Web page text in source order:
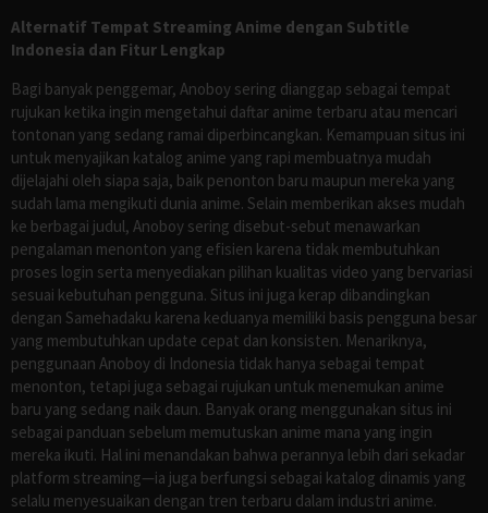
Alternatif Tempat Streaming Anime dengan Subtitle
Indonesia dan Fitur Lengkap
Bagi banyak penggemar, Anoboy sering dianggap sebagai tempat
rujukan ketika ingin mengetahui daftar anime terbaru atau mencari
tontonan yang sedang ramai diperbincangkan. Kemampuan situs ini
untuk menyajikan katalog anime yang rapi membuatnya mudah
dijelajahi oleh siapa saja, baik penonton baru maupun mereka yang
sudah lama mengikuti dunia anime. Selain memberikan akses mudah
ke berbagai judul, Anoboy sering disebut-sebut menawarkan
pengalaman menonton yang efisien karena tidak membutuhkan
proses login serta menyediakan pilihan kualitas video yang bervariasi
sesuai kebutuhan pengguna. Situs ini juga kerap dibandingkan
dengan Samehadaku karena keduanya memiliki basis pengguna besar
yang membutuhkan update cepat dan konsisten. Menariknya,
penggunaan Anoboy di Indonesia tidak hanya sebagai tempat
menonton, tetapi juga sebagai rujukan untuk menemukan anime
baru yang sedang naik daun. Banyak orang menggunakan situs ini
sebagai panduan sebelum memutuskan anime mana yang ingin
mereka ikuti. Hal ini menandakan bahwa perannya lebih dari sekadar
platform streaming—ia juga berfungsi sebagai katalog dinamis yang
selalu menyesuaikan dengan tren terbaru dalam industri anime.